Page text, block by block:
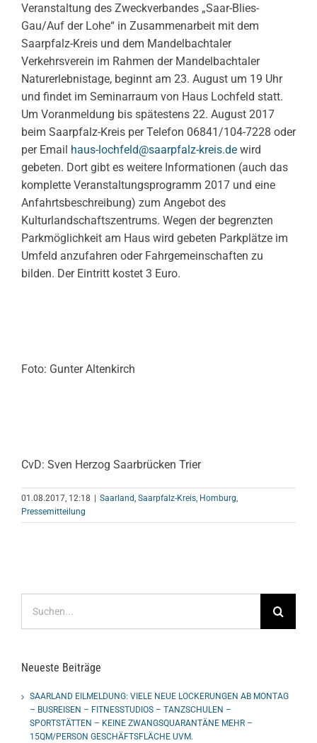
Veranstaltung des Zweckverbandes „Saar-Blies-
Gau/Auf der Lohe“ in Zusammenarbeit mit dem
Saarpfalz-Kreis und dem Mandelbachtaler
Verkehrsverein im Rahmen der Mandelbachtaler
Naturerlebnistage, beginnt am 23. August um 19 Uhr
und findet im Seminarraum von Haus Lochfeld statt.
Um Voranmeldung bis spätestens 22. August 2017
beim Saarpfalz-Kreis per Telefon 06841/104-7228 oder
per Email haus-lochfeld@saarpfalz-kreis.de wird
gebeten. Dort gibt es weitere Informationen (auch das
komplette Veranstaltungsprogramm 2017 und eine
Anfahrtsbeschreibung) zum Angebot des
Kulturlandschaftszentrums. Wegen der begrenzten
Parkmöglichkeit am Haus wird gebeten Parkplätze im
Umfeld anzufahren oder Fahrgemeinschaften zu
bilden. Der Eintritt kostet 3 Euro.
Foto: Gunter Altenkirch
CvD: Sven Herzog Saarbrücken Trier
01.08.2017, 12:18 Saarland, Saarpfalz-Kreis, Homburg,
Pressemitteilung
nach:
Neueste Beiträge
SAARLAND EILMELDUNG: VIELE NEUE LOCKERUNGEN AB MONTAG
– BUSREISEN – FITNESSTUDIOS – TANZSCHULEN –
SPORTSTÄTTEN – KEINE ZWANGSQUARANTÄNE MEHR –
15QM/PERSON GESCHÄFTSFLÄCHE UVM.